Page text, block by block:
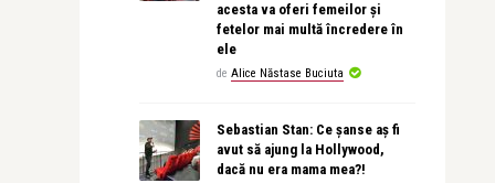
acesta va oferi femeilor și
fetelor mai multă încredere în
ele
de Alice Năstase Buciuta
Sebastian Stan: Ce șanse aș fi
avut să ajung la Hollywood,
dacă nu era mama mea?!